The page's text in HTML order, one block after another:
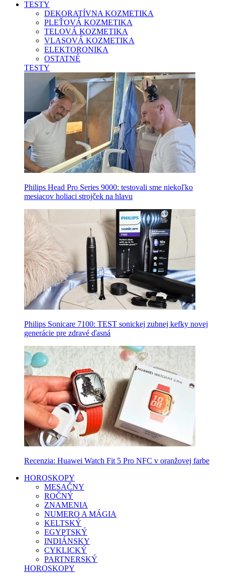
TESTY
DEKORATÍVNA KOZMETIKA
PLEŤOVÁ KOZMETIKA
TELOVÁ KOZMETIKA
VLASOVÁ KOZMETIKA
ELEKTORONIKA
OSTATNÉ
TESTY
Philips Head Pro Series 9000: testovali sme niekoľko
mesiacov holiaci strojček na hlavu
Philips Sonicare 7100: TEST sonickej zubnej kefky novej
generácie pre zdravé ďasná
Recenzia: Huawei Watch Fit 5 Pro NFC v oranžovej farbe
HOROSKOPY
MESAČNY
ROČNÝ
ZNAMENIA
NUMERO A MÁGIA
KELTSKÝ
EGYPTSKÝ
INDIÁNSKY
CYKLICKÝ
PARTNERSKÝ
HOROSKOPY